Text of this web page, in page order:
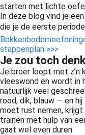
starten met lichte
In deze blog vind je
die je de eerste
stappenplan >>>
Je zou toch
Je broer loopt met z’n
vleeswond en wordt in
natuurlijk veel
rood, dik, blauw — en
moet rust nemen,
trainen met hulp van
gaat wel even duren.